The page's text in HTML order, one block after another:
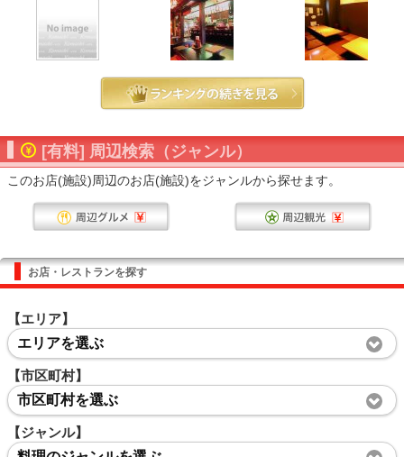
[有料] 周辺検索（ジャンル）
このお店(施設)周辺のお店(施設)をジャンルから探せます。
お店・レストランを探す
【エリア】
エリアを選ぶ
【市区町村】
市区町村を選ぶ
【ジャンル】